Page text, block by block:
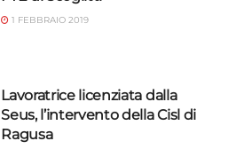
1 FEBBRAIO 2019
Lavoratrice licenziata dalla
Seus, l’intervento della Cisl di
Ragusa